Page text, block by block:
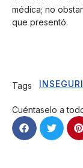
médica; no
que presentó.
Tags
Cuéntaselo a